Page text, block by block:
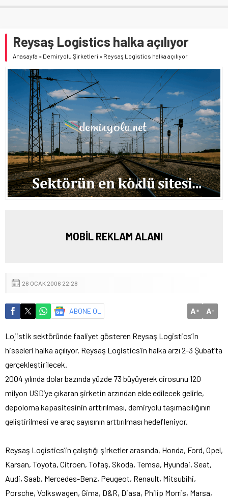
Reysaş Logistics halka açılıyor
Anasayfa » Demiryolu Şirketleri » Reysaş Logistics halka açılıyor
MOBİL REKLAM ALANI
26 OCAK 2006 22:28
ABONE OL A+ A-
Lojistik sektöründe faaliyet gösteren Reysaş Logistics’in
hisseleri halka açılıyor. Reysaş Logistics’in halka arzı 2-3 Şubat’ta
gerçekleştirilecek.
2004 yılında dolar bazında yüzde 73 büyüyerek cirosunu 120
milyon USD’ye çıkaran şirketin arzından elde edilecek gelirle,
depoloma kapasitesinin arttırılması, demiryolu taşımacılığının
geliştirilmesi ve araç sayısının arttırılması hedefleniyor.
Reysaş Logistics’in çalıştığı şirketler arasında, Honda, Ford, Opel,
Karsan, Toyota, Citroen, Tofaş, Skoda, Temsa, Hyundai, Seat,
Audi, Saab, Mercedes-Benz, Peugeot, Renault, Mitsubihi,
Porsche, Volkswagen, Gima, D&R, Diasa, Philip Morris, Marsa,